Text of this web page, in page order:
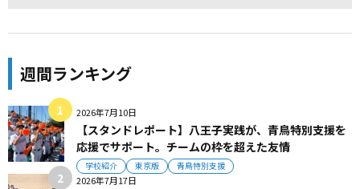
週間ランキング
2026年7月10日
【スタンドレポート】八王子実践が、青鳥特別支援を
応援でサポート。チームの枠を超えた友情
学校紹介 東京版 青鳥特別支援
2026年7月17日